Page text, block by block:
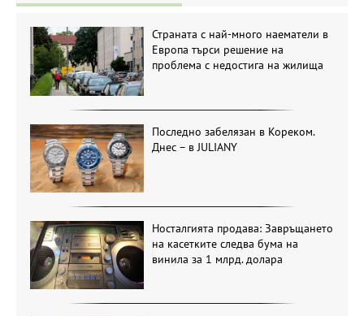
Страната с най-много наематели в
Европа търси решение на
проблема с недостига на жилища
Последно забелязан в Кореком.
Днес – в JULIANY
Носталгията продава: Завръщането
на касетките следва бума на
винила за 1 млрд. долара